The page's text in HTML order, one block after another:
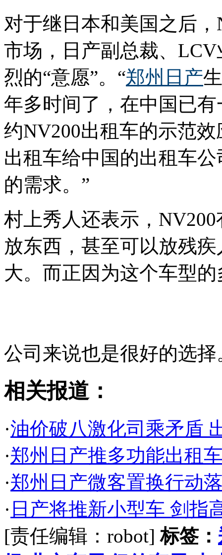
对于继日本和美国之后
市场，日产副总裁、
烈的“意愿”。“郑州日产
年多时间了，在中国已
约NV200出租车的示范
出租车给中国的出租车
的需求。”
村上秀人还表示，
放东西，甚至可以放残
大。而正因为这个车型
公司来说也是很好的选择
相关报道：
·油价破八激化司乘矛盾
·郑州日产推多功能出租
·郑州日产微客置换行动
· 日产将推新小型车 剑指
[责任编辑：robot]标签：